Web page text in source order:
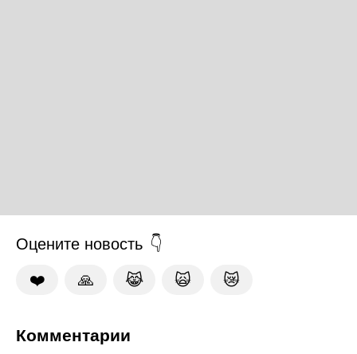
Оцените новость
❤️ 🙏 😹 🙀 😿
Комментарии